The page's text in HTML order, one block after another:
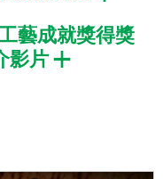
藝成就獎得獎
影片